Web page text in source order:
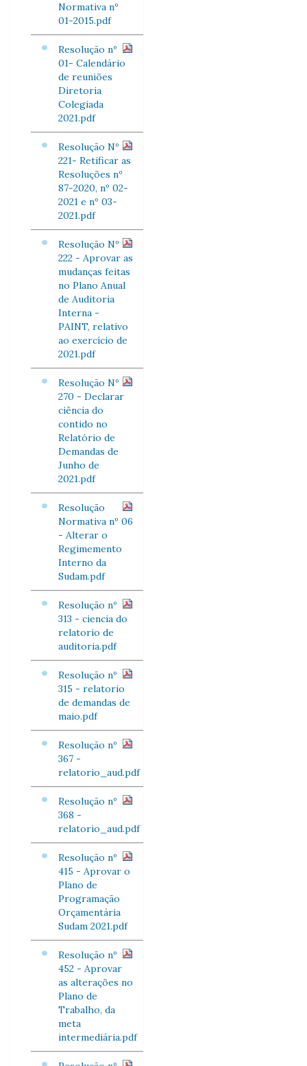
Normativa nº
01-2015.pdf
Resolução nº
01- Calendário
de reuniões
Diretoria
Colegiada
2021.pdf
Resolução Nº
221- Retificar as
Resoluções nº
87-2020, nº 02-
2021 e nº 03-
2021.pdf
Resolução Nº
222 - Aprovar as
mudanças feitas
no Plano Anual
de Auditoria
Interna -
PAINT, relativo
ao exercício de
2021.pdf
Resolução Nº
270 - Declarar
ciência do
contido no
Relatório de
Demandas de
Junho de
2021.pdf
Resolução
Normativa nº 06
- Alterar o
Regimemento
Interno da
Sudam.pdf
Resolução nº
313 - ciencia do
relatorio de
auditoria.pdf
Resolução nº
315 - relatorio
de demandas de
maio.pdf
Resolução nº
367 -
relatorio_aud.pdf
Resolução nº
368 -
relatorio_aud.pdf
Resolução nº
415 - Aprovar o
Plano de
Programação
Orçamentária
Sudam 2021.pdf
Resolução nº
452 - Aprovar
as alterações no
Plano de
Trabalho, da
meta
intermediária.pdf